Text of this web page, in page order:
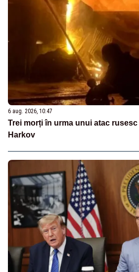
6 aug. 2026, 10:47
Trei morți în urma unui atac
Harkov